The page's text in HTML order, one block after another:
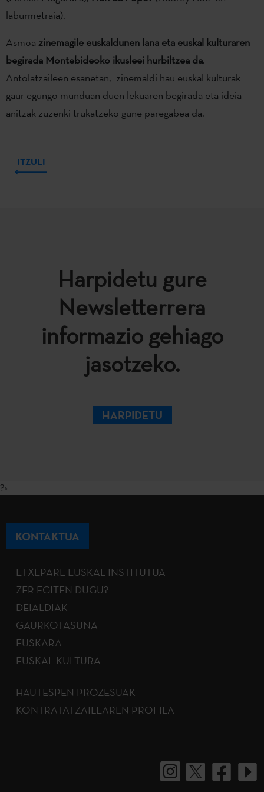
laburmetraia).
Asmoa zinemagile euskaldunen lana eta euskal kulturaren
begirada Montebideoko ikusleei hurbiltzea da.
Antolatzaileen esanetan, zinemaldi hau euskal kulturak
gaur egungo munduan duen lekuaren begirada eta ideia
anitzak zuzenki trukatzeko gune paregabea da.
ITZULI
Harpidetu gure
Newsletterrera
informazio gehiago
jasotzeko.
HARPIDETU
?>
KONTAKTUA
ETXEPARE EUSKAL INSTITUTUA
ZER EGITEN DUGU?
DEIALDIAK
GAURKOTASUNA
EUSKARA
EUSKAL KULTURA
HAUTESPEN PROZESUAK
KONTRATATZAILEAREN PROFILA